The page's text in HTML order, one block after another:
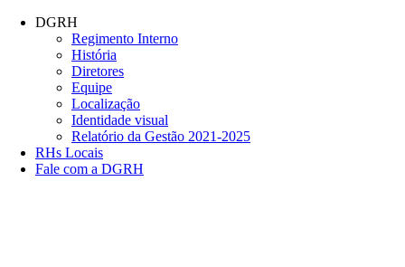
Conteúdo principal
DGRH
Regimento Interno
História
Diretores
Equipe
Localização
Identidade visual
Relatório da Gestão 2021-2025
RHs Locais
Fale com a DGRH